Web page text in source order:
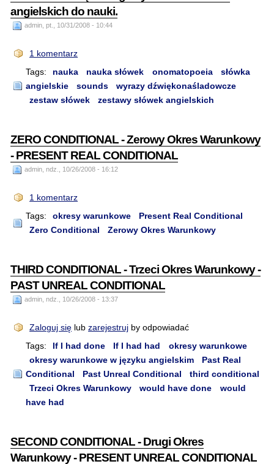
angielskich do nauki.
admin, pt., 10/31/2008 - 10:44
1 komentarz
Tags:
nauka nauka słówek onomatopoeia
słówka
angielskie
sounds
wyrazy dźwiękonaśladowcze
zestaw słówek
zestawy słówek angielskich
ZERO CONDITIONAL - Zerowy Okres Warunkowy
- PRESENT REAL CONDITIONAL
admin, ndz., 10/26/2008 - 16:12
1 komentarz
Tags:
okresy warunkowe
Present Real Conditional
Zero Conditional
Zerowy Okres Warunkowy
THIRD CONDITIONAL - Trzeci Okres Warunkowy -
PAST UNREAL CONDITIONAL
admin, ndz., 10/26/2008 - 13:37
Zaloguj się lubzarejestruj by odpowiadać
Tags:
If I had done If I had had
okresy warunkowe
okresy warunkowe w języku angielskim
Past Real
Conditional
Past Unreal Conditional
third conditional
Trzeci Okres Warunkowy
would have done
would
have had
SECOND CONDITIONAL - Drugi Okres
Warunkowy - PRESENT UNREAL CONDITIONAL